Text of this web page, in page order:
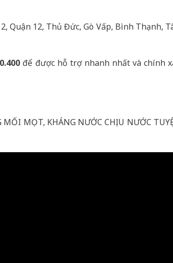
Quận 12, Thủ Đức, Gò Vấp, Bình Thạnh,
để được hỗ trợ nhanh nhất và chính
MỌT, KHÁNG NƯỚC CHỊU NƯỚC